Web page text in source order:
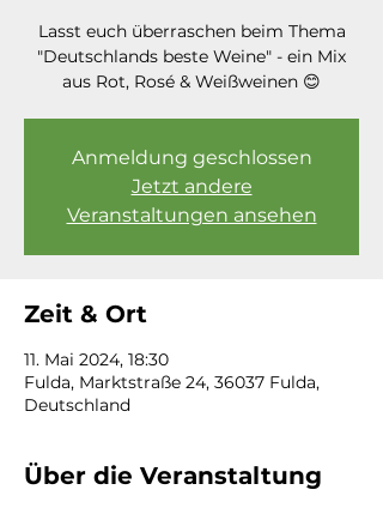
Lasst euch überraschen beim Thema
"Deutschlands beste Weine" - ein Mix
aus Rot, Rosé & Weißweinen 😊
Anmeldung geschlossen
Jetzt andere
Veranstaltungen ansehen
Zeit & Ort
11. Mai 2024, 18:30
Fulda, Marktstraße 24, 36037 Fulda,
Deutschland
Über die Veranstaltung